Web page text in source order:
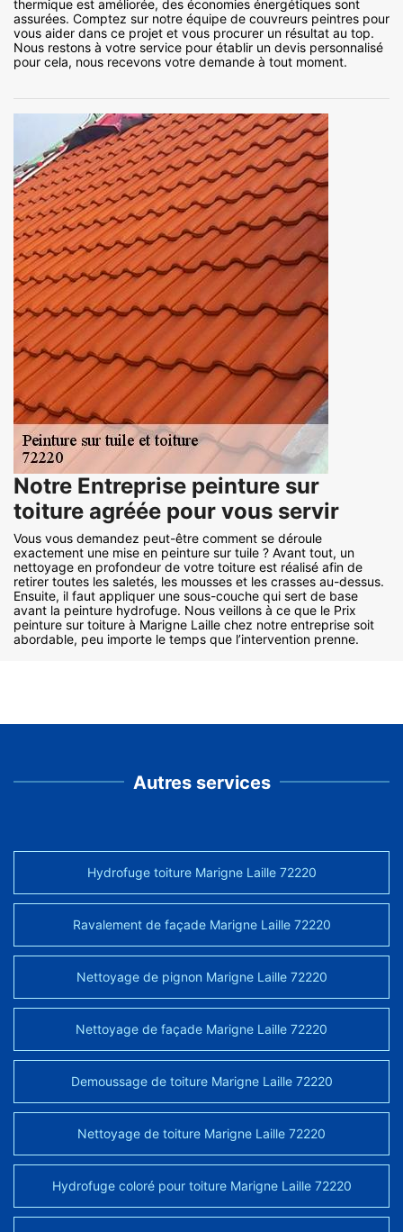
thermique est améliorée, des économies énergétiques sont
assurées. Comptez sur notre équipe de couvreurs peintres pour
vous aider dans ce projet et vous procurer un résultat au top.
Nous restons à votre service pour établir un devis personnalisé
pour cela, nous recevons votre demande à tout moment.
Notre Entreprise peinture sur
toiture agréée pour vous servir
Vous vous demandez peut-être comment se déroule
exactement une mise en peinture sur tuile ? Avant tout, un
nettoyage en profondeur de votre toiture est réalisé afin de
retirer toutes les saletés, les mousses et les crasses au-dessus.
Ensuite, il faut appliquer une sous-couche qui sert de base
avant la peinture hydrofuge. Nous veillons à ce que le Prix
peinture sur toiture à Marigne Laille chez notre entreprise soit
abordable, peu importe le temps que l’intervention prenne.
Autres services
Hydrofuge toiture Marigne Laille 72220
Ravalement de façade Marigne Laille 72220
Nettoyage de pignon Marigne Laille 72220
Nettoyage de façade Marigne Laille 72220
Demoussage de toiture Marigne Laille 72220
Nettoyage de toiture Marigne Laille 72220
Hydrofuge coloré pour toiture Marigne Laille 72220